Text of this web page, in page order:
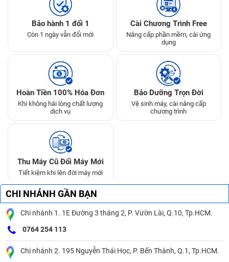
Bảo hành 1 đổi 1
Còn 1 ngày vẫn đổi mới
Cài Chương Trình Free
Nâng cấp phần mềm, cài ứng
dụng
Hoàn Tiền 100% Hóa Đơn
Khi không hài lòng chất lượng
dịch vụ
Bảo Dưỡng Trọn Đời
Vệ sinh máy, cài nâng cấp
chương trình
Thu Máy Cũ Đổi Máy Mới
Tiết kiệm khi lên đời máy mới
CHI NHÁNH GẦN BẠN
Chi nhánh 1. 1E Đường 3 tháng 2, P. Vườn Lài, Q.10, Tp.HCM.
0764 254 113
Chi nhánh 2. 195 Nguyễn Thái Học, P. Bến Thành, Q.1, Tp.HCM.